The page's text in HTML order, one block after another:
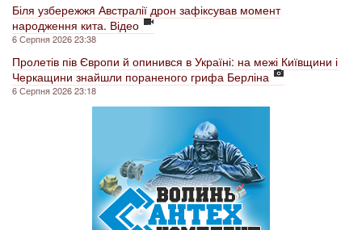
Біля узбережжя Австралії дрон зафіксував момент
народження кита. Відео
6 Серпня 2026 23:38
Пролетів пів Європи й опинився в Україні: на межі Київщини і
Черкащини знайшли пораненого грифа Берліна
6 Серпня 2026 23:18